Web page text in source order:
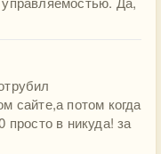
сайте,а потом когда
просто в никуда! за